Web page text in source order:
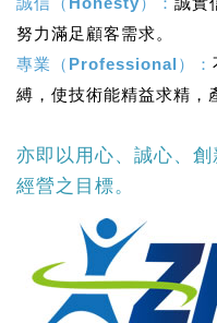
努力滿足顧客需求。
專業（Professional）：
縛，使技術能精益求精，
安全
亦即以用心、誠心、
經營之目標。